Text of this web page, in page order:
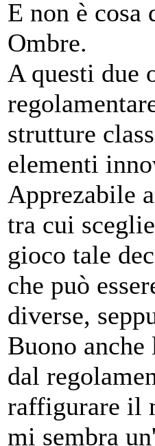
E non è cosa
Ombre.
A questi due
strutture
elementi
Apprezabile
tra cui
gioco tale
che può
diverse,
Buono
dal
raffigurare il
mi sembra